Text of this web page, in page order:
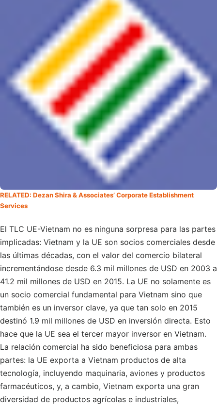
RELATED: Dezan Shira & Associates’ Corporate Establishment
Services
El TLC UE-Vietnam no es ninguna sorpresa para las partes
implicadas: Vietnam y la UE son socios comerciales desde
las últimas décadas, con el valor del comercio bilateral
incrementándose desde 6.3 mil millones de USD en 2003 a
41.2 mil millones de USD en 2015. La UE no solamente es
un socio comercial fundamental para Vietnam sino que
también es un inversor clave, ya que tan solo en 2015
destinó 1.9 mil millones de USD en inversión directa. Esto
hace que la UE sea el tercer mayor inversor en Vietnam.
La relación comercial ha sido beneficiosa para ambas
partes: la UE exporta a Vietnam productos de alta
tecnología, incluyendo maquinaria, aviones y productos
farmacéuticos, y, a cambio, Vietnam exporta una gran
diversidad de productos agrícolas e industriales,